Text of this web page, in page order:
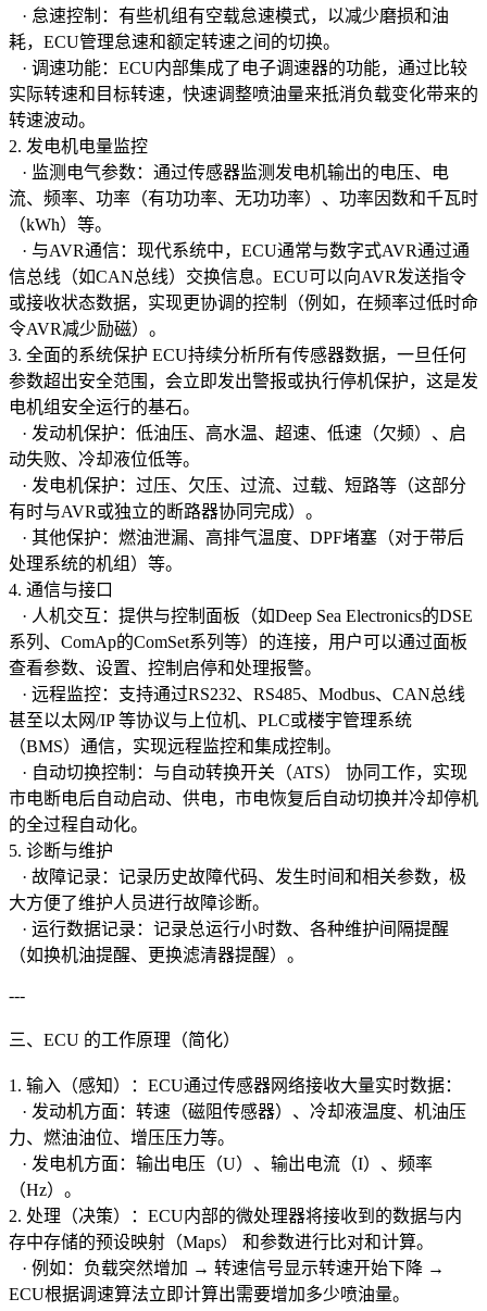
· 怠速控制：有些机组有空载怠速模式，以减少磨损和油
耗，ECU管理怠速和额定转速之间的切换。
· 调速功能：ECU内部集成了电子调速器的功能，通过比较
实际转速和目标转速，快速调整喷油量来抵消负载变化带来的
转速波动。
2. 发电机电量监控
· 监测电气参数：通过传感器监测发电机输出的电压、电
流、频率、功率（有功功率、无功功率）、功率因数和千瓦时
（kWh）等。
· 与AVR通信：现代系统中，ECU通常与数字式AVR通过通
信总线（如CAN总线）交换信息。ECU可以向AVR发送指令
或接收状态数据，实现更协调的控制（例如，在频率过低时命
令AVR减少励磁）。
3. 全面的系统保护 ECU持续分析所有传感器数据，一旦任何
参数超出安全范围，会立即发出警报或执行停机保护，这是发
电机组安全运行的基石。
· 发动机保护：低油压、高水温、超速、低速（欠频）、启
动失败、冷却液位低等。
· 发电机保护：过压、欠压、过流、过载、短路等（这部分
有时与AVR或独立的断路器协同完成）。
· 其他保护：燃油泄漏、高排气温度、DPF堵塞（对于带后
处理系统的机组）等。
4. 通信与接口
· 人机交互：提供与控制面板（如Deep Sea Electronics的DSE
系列、ComAp的ComSet系列等）的连接，用户可以通过面板
查看参数、设置、控制启停和处理报警。
· 远程监控：支持通过RS232、RS485、Modbus、CAN总线
甚至以太网/IP 等协议与上位机、PLC或楼宇管理系统
（BMS）通信，实现远程监控和集成控制。
· 自动切换控制：与自动转换开关（ATS） 协同工作，实现
市电断电后自动启动、供电，市电恢复后自动切换并冷却停机
的全过程自动化。
5. 诊断与维护
· 故障记录：记录历史故障代码、发生时间和相关参数，极
大方便了维护人员进行故障诊断。
· 运行数据记录：记录总运行小时数、各种维护间隔提醒
（如换机油提醒、更换滤清器提醒）。
---
三、ECU 的工作原理（简化）
1. 输入（感知）：ECU通过传感器网络接收大量实时数据：
· 发动机方面：转速（磁阻传感器）、冷却液温度、机油压
力、燃油油位、增压压力等。
· 发电机方面：输出电压（U）、输出电流（I）、频率
（Hz）。
2. 处理（决策）：ECU内部的微处理器将接收到的数据与内
存中存储的预设映射（Maps） 和参数进行比对和计算。
· 例如：负载突然增加 → 转速信号显示转速开始下降 →
ECU根据调速算法立即计算出需要增加多少喷油量。